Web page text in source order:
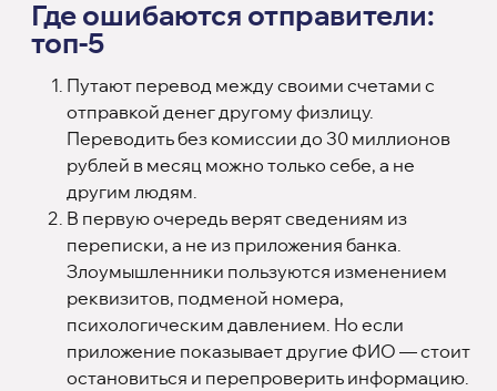
Где ошибаются отправители:
топ-5
Путают перевод между своими счетами с
отправкой денег другому физлицу.
Переводить без комиссии до 30 миллионов
рублей в месяц можно только себе, а не
другим людям.
В первую очередь верят сведениям из
переписки, а не из приложения банка.
Злоумышленники пользуются изменением
реквизитов, подменой номера,
психологическим давлением. Но если
приложение показывает другие ФИО — стоит
остановиться и перепроверить информацию.